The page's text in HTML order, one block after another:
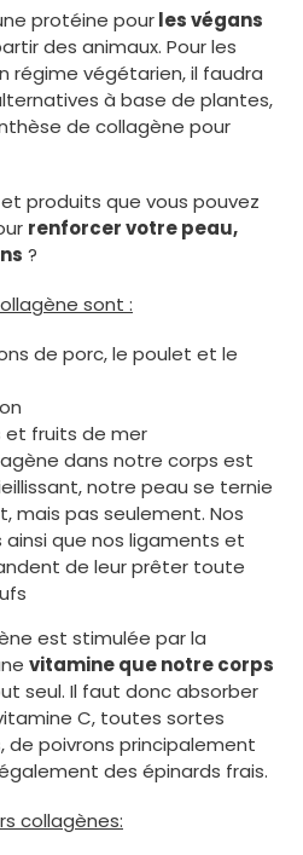
protéine pourles végans
des animaux. Pour les
régime végétarien, il faudra
à base de plantes,
de collagène pour
produits que vous pouvez
renforcer votre peau,
?
sont :
de porc, le poulet et le
et fruits de mer
dans notre corps est
notre peau se ternie
mais pas seulement. Nos
que nos ligaments et
de leur prêter toute
est stimulée par la
vitamine que notre corps
seul. Il faut donc absorber
C, toutes sortes
poivrons principalement
des épinards frais.
collagènes: